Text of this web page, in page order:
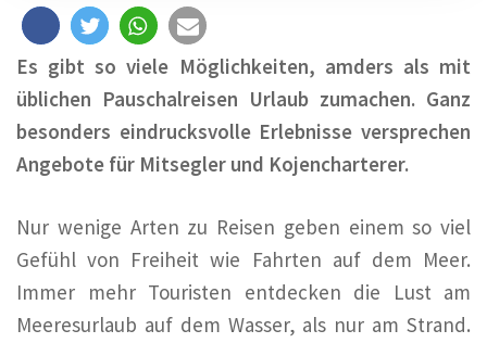
Es gibt so viele Möglichkeiten, amders als mit
üblichen Pauschalreisen Urlaub zumachen. Ganz
besonders eindrucksvolle Erlebnisse versprechen
Angebote für Mitsegler und Kojencharterer.
Nur wenige Arten zu Reisen geben einem so viel
Gefühl von Freiheit wie Fahrten auf dem Meer.
Immer mehr Touristen entdecken die Lust am
Meeresurlaub auf dem Wasser, als nur am Strand.